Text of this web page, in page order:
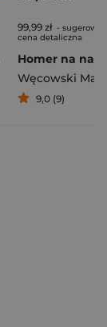
99,99 zł -
cena detaliczna
Węcowski
9,0 (9)